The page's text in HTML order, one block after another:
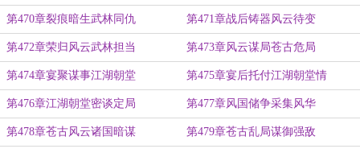
第470章裂痕暗生武林同仇 第471章战后铸器风云待变
第472章荣归风云武林担当 第473章风云谋局苍古危局
第474章宴聚谋事江湖朝堂 第475章宴后托付江湖朝堂情
第476章江湖朝堂密谈定局 第477章风国储争采集风华
第478章苍古风云诸国暗谋 第479章苍古乱局谋御强敌